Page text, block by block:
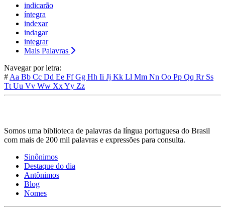
indicarão
íntegra
indexar
indagar
integrar
Mais Palavras
Navegar por letra:
# Aa Bb Cc Dd Ee FfGg Hh Ii Jj Kk Ll Mm Nn Oo Pp Qq Rr Ss
Tt Uu Vv Ww XxYy Zz
Somos uma biblioteca de palavras da língua portuguesa do Brasil
com mais de 200 mil palavras e expressões para consulta.
Sinônimos
Destaque do dia
Antônimos
Blog
Nomes